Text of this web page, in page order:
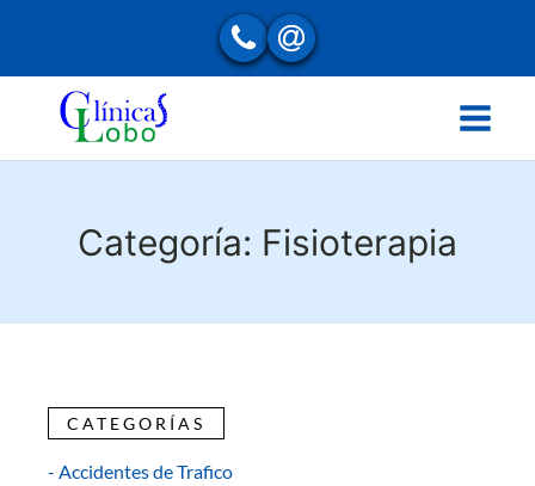
Categoría: Fisioterapia
CATEGORÍAS
- Accidentes de Trafico